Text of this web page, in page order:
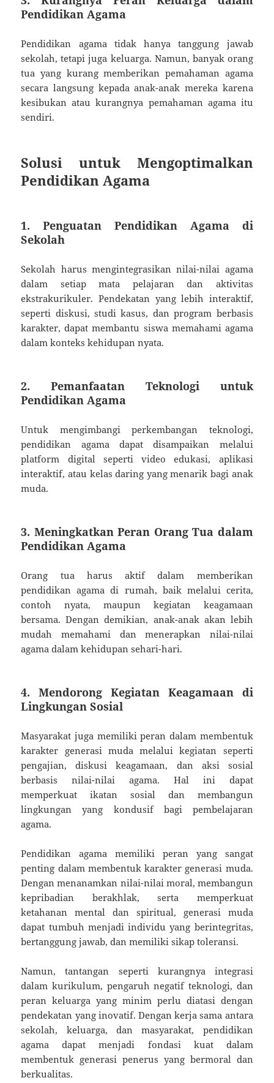
Pendidikan Agama
Pendidikan agama tidak hanya tanggung jawab
sekolah, tetapi juga keluarga. Namun, banyak orang
tua yang kurang memberikan pemahaman agama
secara langsung kepada anak-anak mereka karena
kesibukan atau kurangnya pemahaman agama itu
sendiri.
Solusi untuk Mengoptimalkan
Pendidikan Agama
1. Penguatan Pendidikan Agama di
Sekolah
Sekolah harus mengintegrasikan nilai-nilai agama
dalam setiap mata pelajaran dan aktivitas
ekstrakurikuler. Pendekatan yang lebih interaktif,
seperti diskusi, studi kasus, dan program berbasis
karakter, dapat membantu siswa memahami agama
dalam konteks kehidupan nyata.
2. Pemanfaatan Teknologi untuk
Pendidikan Agama
Untuk mengimbangi perkembangan teknologi,
pendidikan agama dapat disampaikan melalui
platform digital seperti video edukasi, aplikasi
interaktif, atau kelas daring yang menarik bagi anak
muda.
3. Meningkatkan Peran Orang Tua dalam
Pendidikan Agama
Orang tua harus aktif dalam memberikan
pendidikan agama di rumah, baik melalui cerita,
contoh nyata, maupun kegiatan keagamaan
bersama. Dengan demikian, anak-anak akan lebih
mudah memahami dan menerapkan nilai-nilai
agama dalam kehidupan sehari-hari.
4. Mendorong Kegiatan Keagamaan di
Lingkungan Sosial
Masyarakat juga memiliki peran dalam membentuk
karakter generasi muda melalui kegiatan seperti
pengajian, diskusi keagamaan, dan aksi sosial
berbasis nilai-nilai agama. Hal ini dapat
memperkuat ikatan sosial dan membangun
lingkungan yang kondusif bagi pembelajaran
agama.
Pendidikan agama memiliki peran yang sangat
penting dalam membentuk karakter generasi muda.
Dengan menanamkan nilai-nilai moral, membangun
kepribadian berakhlak, serta memperkuat
ketahanan mental dan spiritual, generasi muda
dapat tumbuh menjadi individu yang berintegritas,
bertanggung jawab, dan memiliki sikap toleransi.
Namun, tantangan seperti kurangnya integrasi
dalam kurikulum, pengaruh negatif teknologi, dan
peran keluarga yang minim perlu diatasi dengan
pendekatan yang inovatif. Dengan kerja sama antara
sekolah, keluarga, dan masyarakat, pendidikan
agama dapat menjadi fondasi kuat dalam
membentuk generasi penerus yang bermoral dan
berkualitas.